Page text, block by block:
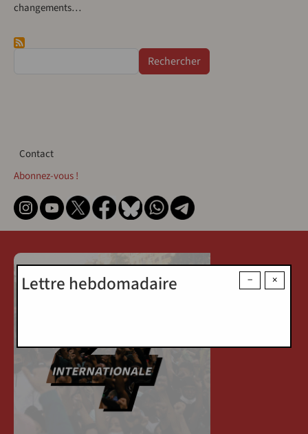
changements…
×
−
Lettre hebdomadaire
Contact
Contact
Abonnez-vous !